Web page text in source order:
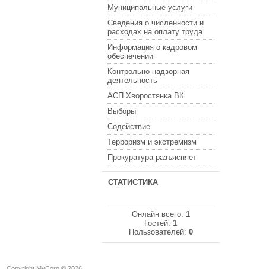
Муниципальные услуги
Сведения о численности и
расходах на оплату труда
Информация о кадровом
обеспечении
Контрольно-надзорная
деятельность
АСП Хворостянка ВК
Выборы
Содействие
Терроризм и экстремизм
Прокуратура разъясняет
СТАТИСТИКА
Онлайн всего: 1
Гостей:1
Пользователей: 0